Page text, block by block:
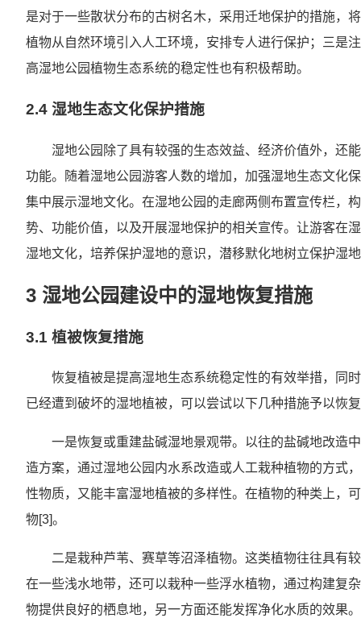
是对于一些散状分布的古树名木，采用迁地保护的措施，
植物从自然环境引入人工环境，安排专人进行保护；三是
高湿地公园植物生态系统的稳定性也有积极帮助。
2.4 湿地生态文化保护措施
湿地公园除了具有较强的生态效益、经济价值外，还
功能。随着湿地公园游客人数的增加，加强湿地生态文化
集中展示湿地文化。在湿地公园的走廊两侧布置宣传栏，
势、功能价值，以及开展湿地保护的相关宣传。让游客在
湿地文化，培养保护湿地的意识，潜移默化地树立保护湿
3 湿地公园建设中的湿地恢复措施
3.1 植被恢复措施
恢复植被是提高湿地生态系统稳定性的有效举措，同
已经遭到破坏的湿地植被，可以尝试以下几种措施予以恢
一是恢复或重建盐碱湿地景观带。以往的盐碱地改造
造方案，通过湿地公园内水系改造或人工栽种植物的方式
性物质，又能丰富湿地植被的多样性。在植物的种类上，
物[3]。
二是栽种芦苇、赛草等沼泽植物。这类植物往往具有
在一些浅水地带，还可以栽种一些浮水植物，通过构建复
物提供良好的栖息地，另一方面还能发挥净化水质的效果